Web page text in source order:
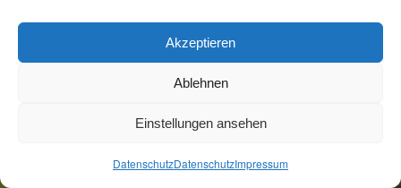
Akzeptieren
Ablehnen
Einstellungen ansehen
DatenschutzDatenschutzImpressum